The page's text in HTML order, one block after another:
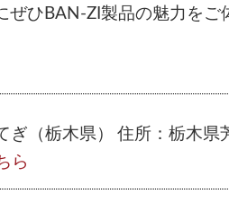
ぜひBAN-ZI製品の魅力をご
ぎ（栃木県） 住所： 栃木県
ら